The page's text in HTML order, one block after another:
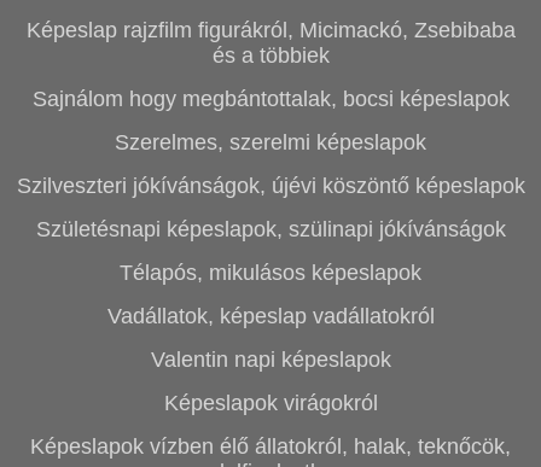
Képeslap rajzfilm figurákról, Micimackó, Zsebibaba
és a többiek
Sajnálom hogy megbántottalak, bocsi képeslapok
Szerelmes, szerelmi képeslapok
Szilveszteri jókívánságok, újévi köszöntő képeslapok
Születésnapi képeslapok, szülinapi jókívánságok
Télapós, mikulásos képeslapok
Vadállatok, képeslap vadállatokról
Valentin napi képeslapok
Képeslapok virágokról
Képeslapok vízben élő állatokról, halak, teknőcök,